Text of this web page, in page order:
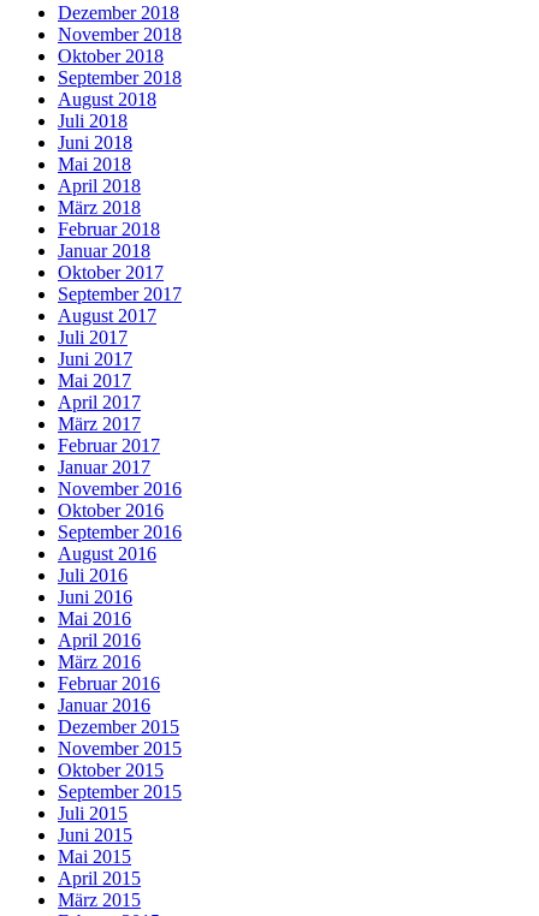
Dezember 2018
November 2018
Oktober 2018
September 2018
August 2018
Juli 2018
Juni 2018
Mai 2018
April 2018
März 2018
Februar 2018
Januar 2018
Oktober 2017
September 2017
August 2017
Juli 2017
Juni 2017
Mai 2017
April 2017
März 2017
Februar 2017
Januar 2017
November 2016
Oktober 2016
September 2016
August 2016
Juli 2016
Juni 2016
Mai 2016
April 2016
März 2016
Februar 2016
Januar 2016
Dezember 2015
November 2015
Oktober 2015
September 2015
Juli 2015
Juni 2015
Mai 2015
April 2015
März 2015